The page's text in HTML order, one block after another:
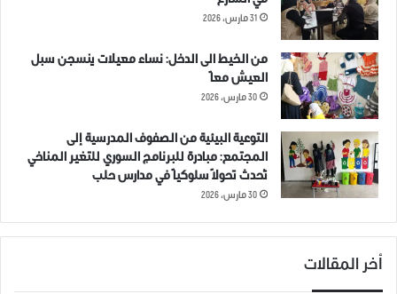
31 مارس، 2026
من الخيط الى الدخل: نساء معيلات ينسجن سبل
العيش معاً
30 مارس، 2026
التوعية البيئية من الصفوف المدرسية إلى
المجتمع: مبادرة للبرنامج السوري للتغير المناخي
تُحدث تحولاً سلوكياً في مدارس حلب
30 مارس، 2026
أخر المقالات